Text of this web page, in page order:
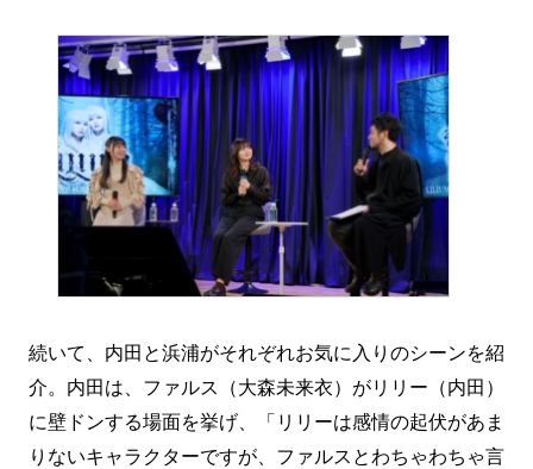
続いて、内田と浜浦がそれぞれお気に入りのシーンを紹
介。内田は、ファルス（大森未来衣）がリリー（内田）
に壁ドンする場面を挙げ、「リリーは感情の起伏があま
りないキャラクターですが、ファルスとわちゃわちゃ言